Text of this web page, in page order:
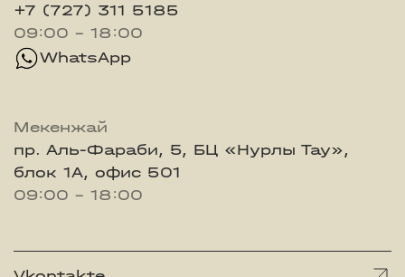
+7 (727) 311 5185
09:00 - 18:00
WhatsApp
Мекенжай
пр. Аль-Фараби, 5, БЦ «Нурлы Тау»,
блок 1А, офис 501
09:00 - 18:00